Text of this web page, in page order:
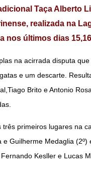
Taça Alberto
realizada na
nos últimos dias
na acirrada disputa
e um descarte.
Tiago Brito eAntonio
primeiros lugares na
e Guilherme Medaglia (2º)
Fernando Kesller e Lucas